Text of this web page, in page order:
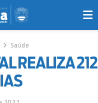
Saúde
REALIZA 212